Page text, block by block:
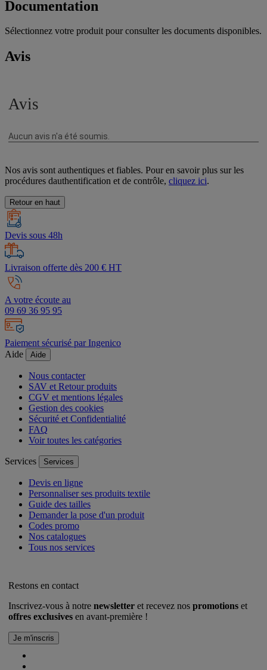
Documentation
Sélectionnez votre produit pour consulter les documents disponibles.
Avis
Nos avis sont authentiques et fiables. Pour en savoir plus sur les
procédures dauthentification et de contrôle, cliquez ici.
Retour en haut
Devis sous 48h
Livraison offerte dès 200 € HT
A votre écoute au
09 69 36 95 95
Paiement sécurisé par Ingenico
Aide
Aide
Nous contacter
SAV et Retour produits
CGV et mentions légales
Gestion des cookies
Sécurité et Confidentialité
FAQ
Voir toutes les catégories
Services Services
Devis en ligne
Personnaliser ses produits textile
Guide des tailles
Demander la pose d'un produit
Codes promo
Nos catalogues
Tous nos services
Restons en contact
Inscrivez-vous à notre newsletter et recevez nos promotions et
offres exclusives en avant-première !